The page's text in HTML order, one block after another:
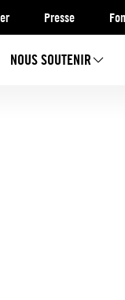
Presse
NOUS SOUTENIR